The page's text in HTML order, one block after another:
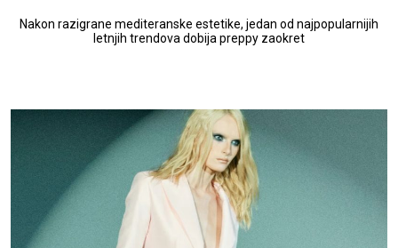
Nakon razigrane mediteranske estetike, jedan od najpopularnijih
letnjih trendova dobija preppy zaokret